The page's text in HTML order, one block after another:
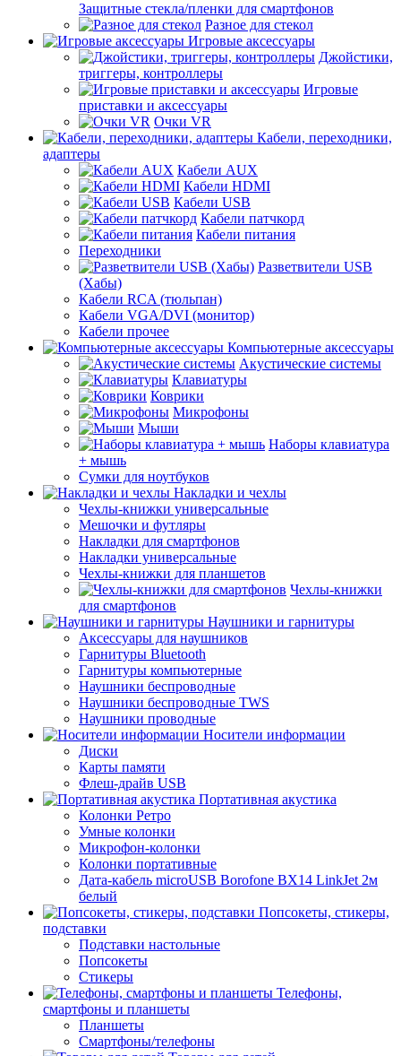
Защитные стекла/пленки для смартфонов
Разное для стекол
Игровые аксессуары
Джойстики,
триггеры, контроллеры
Игровые
приставки и аксессуары
Очки VR
Кабели, переходники,
адаптеры
Кабели AUX
Кабели HDMI
Кабели USB
Кабели патчкорд
Кабели питания
Переходники
Разветвители USB
(Хабы)
Кабели RCA (тюльпан)
Кабели VGA/DVI (монитор)
Кабели прочее
Компьютерные аксессуары
Акустические системы
Клавиатуры
Коврики
Микрофоны
Мыши
Наборы клавиатура
+ мышь
Сумки для ноутбуков
Накладки и чехлы
Чехлы-книжки универсальные
Мешочки и футляры
Накладки для смартфонов
Накладки универсальные
Чехлы-книжки для планшетов
Чехлы-книжки
для смартфонов
Наушники и гарнитуры
Аксессуары для наушников
Гарнитуры Bluetooth
Гарнитуры компьютерные
Наушники беспроводные
Наушники беспроводные TWS
Наушники проводные
Носители информации
Диски
Карты памяти
Флеш-драйв USB
Портативная акустика
Колонки Ретро
Умные колонки
Микрофон-колонки
Колонки портативные
Дата-кабель microUSB Borofone BX14 LinkJet 2м
белый
Попсокеты, стикеры,
подставки
Подставки настольные
Попсокеты
Стикеры
Телефоны,
смартфоны и планшеты
Планшеты
Смартфоны/телефоны